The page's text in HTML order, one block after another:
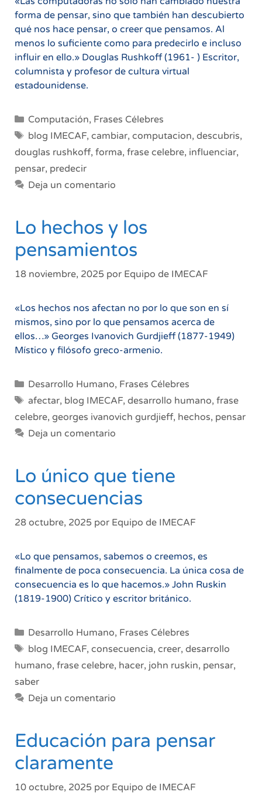
forma de pensar, sino que también han descubierto
qué nos hace pensar, o creer que pensamos. Al
menos lo suficiente como para predecirlo e incluso
influir en ello.» Douglas Rushkoff (1961- ) Escritor,
columnista y profesor de cultura virtual
estadounidense.
Categorías
Computación, Frases Célebres
Etiquetas
blog IMECAF, cambiar, computacion, descubris,
douglas rushkoff, forma, frase celebre, influenciar,
pensar, predecir
Deja un comentario
Lo hechos y los
pensamientos
18 noviembre, 2025 por Equipo de IMECAF
«Los hechos nos afectan no por lo que son en sí
mismos, sino por lo que pensamos acerca de
ellos…» Georges Ivanovich Gurdjieff (1877-1949)
Místico y filósofo greco-armenio.
Categorías
Desarrollo Humano, Frases Célebres
Etiquetas
afectar, blog IMECAF, desarrollo humano, frase
celebre, georges ivanovich gurdjieff, hechos, pensar
Deja un comentario
Lo único que tiene
consecuencias
28 octubre, 2025 por Equipo de IMECAF
«Lo que pensamos, sabemos o creemos, es
finalmente de poca consecuencia. La única cosa de
consecuencia es lo que hacemos.» John Ruskin
(1819-1900) Crítico y escritor británico.
Categorías
Desarrollo Humano, Frases Célebres
Etiquetas
blog IMECAF, consecuencia, creer, desarrollo
humano, frase celebre, hacer, john ruskin, pensar,
saber
Deja un comentario
Educación para pensar
claramente
10 octubre, 2025 por Equipo de IMECAF